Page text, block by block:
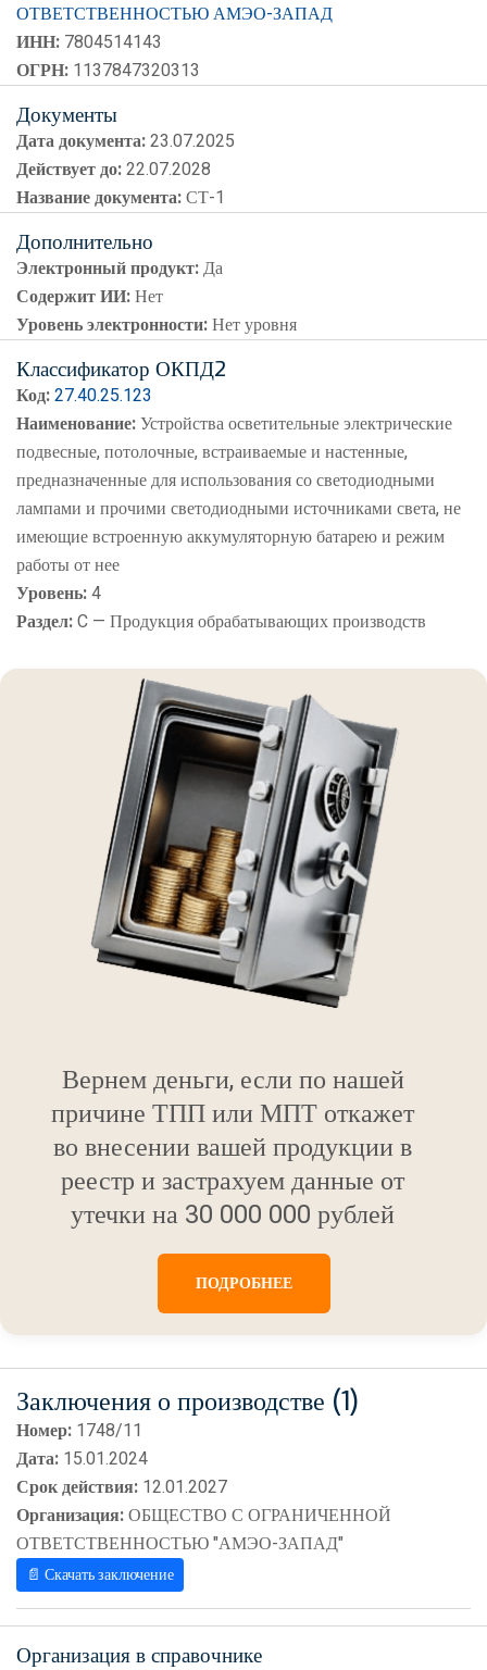
ОТВЕТСТВЕННОСТЬЮ АМЭО-ЗАПАД
ИНН: 7804514143
ОГРН: 1137847320313
Документы
Дата документа:23.07.2025
Действует до:22.07.2028
Название документа:СТ-1
Дополнительно
Электронный продукт:Да
Содержит ИИ:Нет
Уровень электронности:Нет уровня
Классификатор ОКПД2
Код:27.40.25.123
Наименование:Устройства осветительные электрические
подвесные, потолочные, встраиваемые и настенные,
предназначенные для использования со светодиодными
лампами и прочими светодиодными источниками света, не
имеющие встроенную аккумуляторную батарею и режим
работы от нее
Уровень:4
Раздел:C — Продукция обрабатывающих производств
Вернем деньги, если по нашей
причине ТПП или МПТ откажет
во внесении вашей продукции в
реестр и застрахуем данные от
утечки на 30 000 000 рублей
ПОДРОБНЕЕ
Заключения о производстве (1)
Номер: 1748/11
Дата: 15.01.2024
Срок действия: 12.01.2027
Организация:ОБЩЕСТВО С ОГРАНИЧЕННОЙ
ОТВЕТСТВЕННОСТЬЮ "АМЭО-ЗАПАД"
📄 Скачать заключение
Организация в справочнике